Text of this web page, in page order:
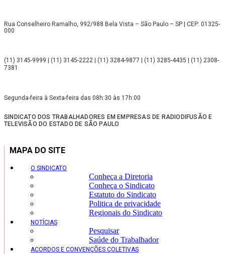
Rua Conselheiro Ramalho, 992/988 Bela Vista – São Paulo – SP | CEP: 01325-
000
(11) 3145-9999 | (11) 3145-2222 | (11) 3284-9877 | (11) 3285-4435 | (11) 2308-
7381
Segunda-feira à Sexta-feira das 08h:30 às 17h:00
SINDICATO DOS TRABALHADORES EM EMPRESAS DE RADIODIFUSÃO E
TELEVISÃO DO ESTADO DE SÃO PAULO
MAPA DO SITE
O SINDICATO
Conheça a Diretoria
Conheça o Sindicato
Estatuto do Sindicato
Politica de privacidade
Regionais do Sindicato
NOTÍCIAS
Pesquisar
Saúde do Trabalhador
ACORDOS E CONVENÇÕES COLETIVAS